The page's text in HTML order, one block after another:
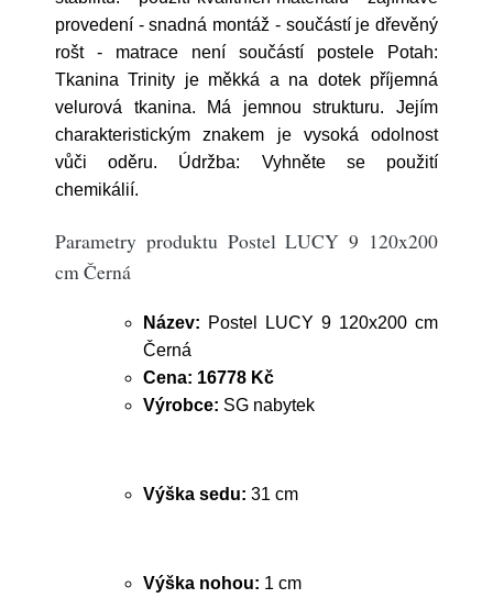
provedení - snadná montáž - součástí je dřevěný
rošt - matrace není součástí postele Potah:
Tkanina Trinity je měkká a na dotek příjemná
velurová tkanina. Má jemnou strukturu. Jejím
charakteristickým znakem je vysoká odolnost
vůči oděru. Údržba: Vyhněte se použití
chemikálií.
Parametry produktu Postel LUCY 9 120x200
cm Černá
Název: Postel LUCY 9 120x200 cm
Černá
Cena: 16778 Kč
Výrobce: SG nabytek
Výška sedu: 31 cm
Výška nohou: 1 cm